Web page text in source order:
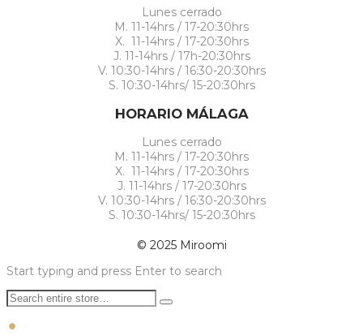
Lunes cerrado
M. 11-14hrs / 17-20:30hrs
X. 11-14hrs / 17-20:30hrs
J. 11-14hrs / 17h-20:30hrs
V. 10:30-14hrs / 16:30-20:30hrs
S. 10:30-14hrs/ 15-20:30hrs
HORARIO MÁLAGA
Lunes cerrado
M. 11-14hrs / 17-20:30hrs
X. 11-14hrs / 17-20:30hrs
J. 11-14hrs / 17-20:30hrs
V. 10:30-14hrs / 16:30-20:30hrs
S. 10:30-14hrs/ 15-20:30hrs
© 2025 Miroomi
Start typing and press Enter to search